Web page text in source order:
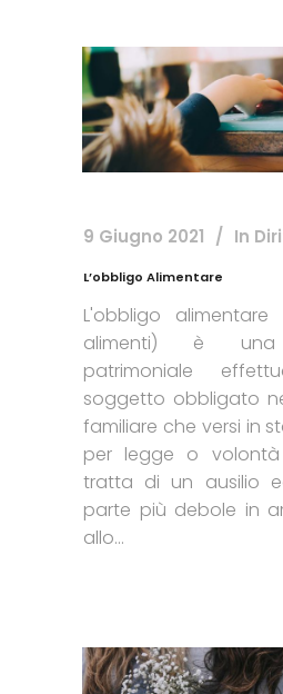
9 Giugno 2021 In
L’obbligo Alimentare
L'obbligo
alimenti) è una
patrimoniale
soggetto obbligato
familiare che versi in
per legge o
tratta di un ausilio
parte più debole in
allo...